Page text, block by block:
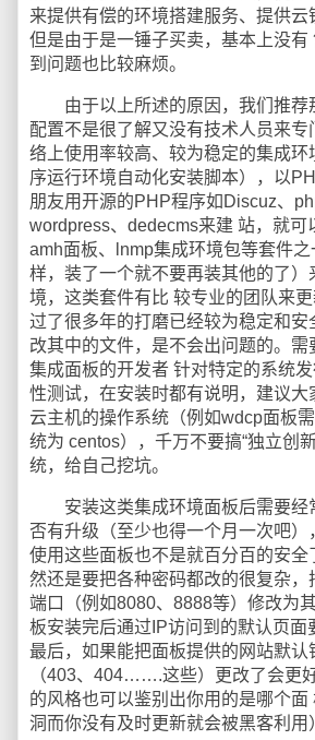
来提供有偿的环境搭建服务、提供云
但是由于是一锤子买卖，基本上没有
到问题也比较麻烦。
由于以上所述的原因，我们推荐
配置不是很了解又没有技术人员来专
络上使用率较高、较为稳定的集成环
序运行环境自动化安装脚本），以
朋友用开源的PHP程序如Discuz、
wordpress、dedecms来建 站，就可
amh面板、lnmp集成环境包等套件
样，装了一个就不要再装其他的了）
境，这类套件有比 较专业的团队来
过了很多年的打磨已经较为稳定和安
改其中的文件，是不会出问题的。需
集成面板的开发者 针对特定的系统
性测试，在安装时都有说明，建议大
云主机的操作系统（例如wdcp面板
统为 centos），千万不要搞“独立创
统，给自己挖坑。
安装这类集成环境面板后需要经
否有升级（至少也得一个月一次吧）
使用这些面板也不是就百分百的安全
然还是要把各种密码都改的很复杂，
端口（例如8080、8888等）修改为
板安装完后通过IP访问到的默认页面
最后，如果能把面板提供的网站默认
（403、404…….这些）更改了会更
的风格也可以鉴别出你用的是哪个面
洞而你没有及时更新就会被黑客利用